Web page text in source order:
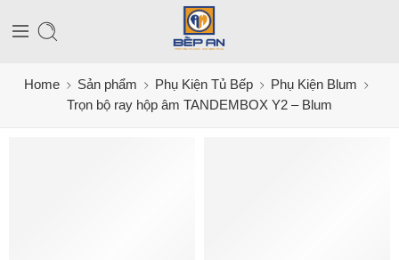
Home Sản phẩm Phụ Kiện Tủ Bếp
Phụ Kiện Blum
Trọn bộ ray hộp âm TANDEMBOX Y2 – Blum